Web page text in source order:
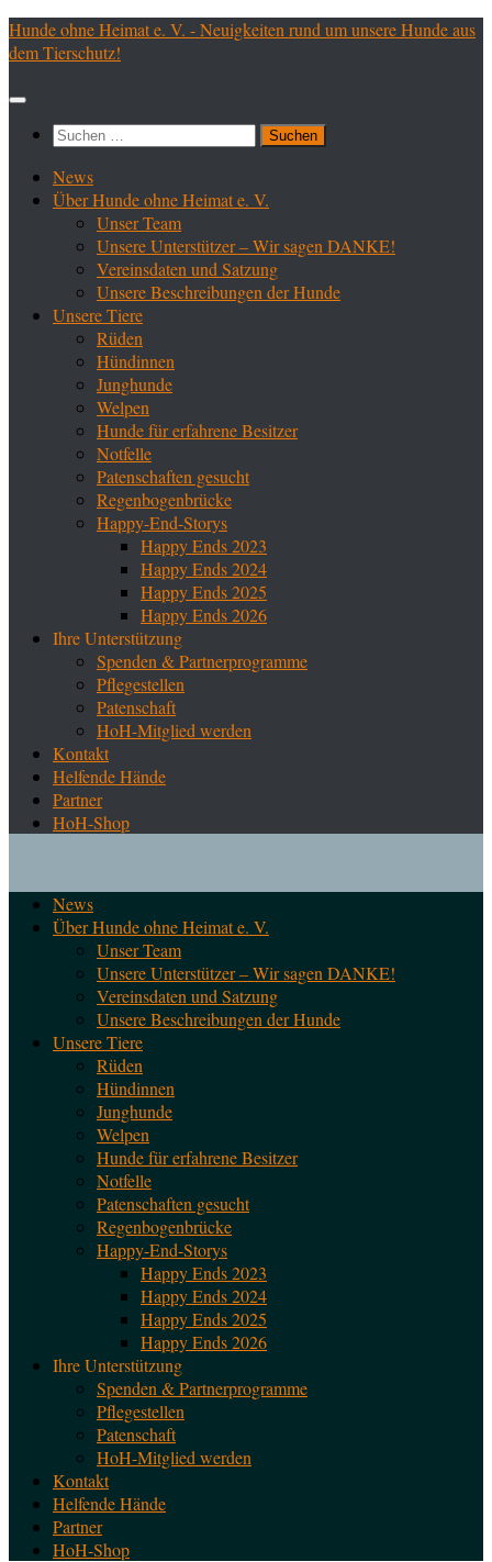
Zum
Inhalt
Hunde ohne Heimat e. V. - Neuigkeiten rund um unsere Hunde aus
dem Tierschutz!
Suchen
News
Über Hunde ohne Heimat e. V.
Unser Team
Unsere Unterstützer – Wir sagen DANKE!
Vereinsdaten und Satzung
Unsere Beschreibungen der Hunde
Unsere Tiere
Rüden
Hündinnen
Junghunde
Welpen
Hunde für erfahrene Besitzer
Notfelle
Patenschaften gesucht
Regenbogenbrücke
Happy-End-Storys
Happy Ends 2023
Happy Ends 2024
Happy Ends 2025
Happy Ends 2026
Ihre Unterstützung
Spenden & Partnerprogramme
Pflegestellen
Patenschaft
HoH-Mitglied werden
Kontakt
Helfende Hände
Partner
HoH-Shop
News
Über Hunde ohne Heimat e. V.
Unser Team
Unsere Unterstützer – Wir sagen DANKE!
Vereinsdaten und Satzung
Unsere Beschreibungen der Hunde
Unsere Tiere
Rüden
Hündinnen
Junghunde
Welpen
Hunde für erfahrene Besitzer
Notfelle
Patenschaften gesucht
Regenbogenbrücke
Happy-End-Storys
Happy Ends 2023
Happy Ends 2024
Happy Ends 2025
Happy Ends 2026
Ihre Unterstützung
Spenden & Partnerprogramme
Pflegestellen
Patenschaft
HoH-Mitglied werden
Kontakt
Helfende Hände
Partner
HoH-Shop